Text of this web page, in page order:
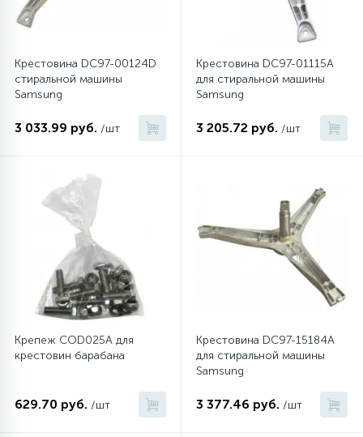
Крестовина DC97-00124D
стиральной машины
Samsung
3 033.99 руб. /шт
Крестовина DC97-01115A
для стиральной машины
Samsung
3 205.72 руб. /шт
Крепеж COD025A для
крестовин барабана
629.70 руб. /шт
Крестовина DC97-15184A
для стиральной машины
Samsung
3 377.46 руб. /шт